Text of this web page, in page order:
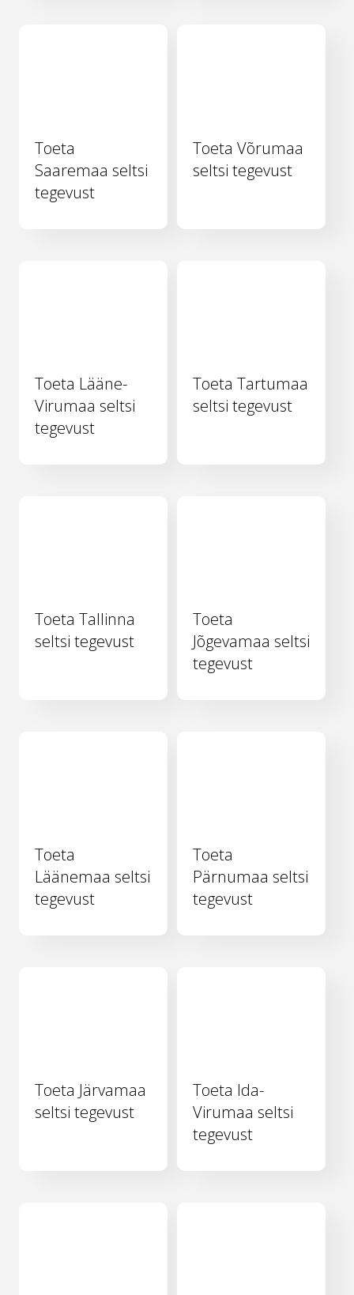
Toeta
Saaremaa seltsi
tegevust
Toeta Võrumaa
seltsi tegevust
Toeta Lääne-
Virumaa seltsi
tegevust
Toeta Tartumaa
seltsi tegevust
Toeta Tallinna
seltsi tegevust
Toeta
Jõgevamaa seltsi
tegevust
Toeta
Läänemaa seltsi
tegevust
Toeta
Pärnumaa seltsi
tegevust
Toeta Järvamaa
seltsi tegevust
Toeta Ida-
Virumaa seltsi
tegevust